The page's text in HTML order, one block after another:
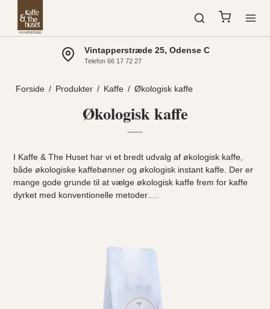
Vintapperstræde 25, Odense C
Telefon 66 17 72 27
Forside / Produkter / Kaffe / Økologisk kaffe
Økologisk kaffe
I Kaffe & The Huset har vi et bredt udvalg af økologisk kaffe,
både økologiske kaffebønner og økologisk instant kaffe. Der er
mange gode grunde til at vælge økologisk kaffe frem for kaffe
dyrket med konventionelle metoder….